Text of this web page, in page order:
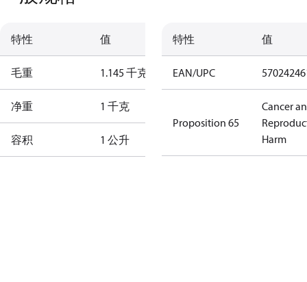
特性 值
毛重 1.145 千克
净重 1 千克
容积 1 公升
特性 值
EAN/UPC
Proposition 65
Cancer
Harm